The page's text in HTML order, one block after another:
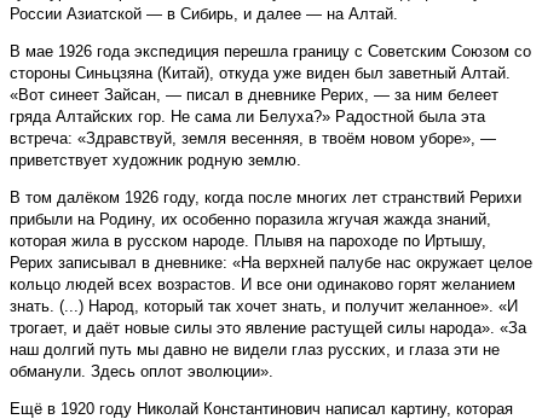
России Азиат­ской — в Сибирь, и далее — на Алтай.
В мае 1926 года экспедиция перешла границу с Советским Союзом со
стороны Синьцзяна (Китай), откуда уже виден был заветный Алтай.
«Вот синеет Зайсан, — писал в дневнике Рерих, — за ним белеет
гряда Алтайских гор. Не сама ли Белуха?» Радостной была эта
встреча: «Здравствуй, земля весенняя, в твоём новом уборе», —
приветствует художник родную землю.
В том далёком 1926 году, когда после многих лет странствий Рерихи
прибыли на Родину, их особенно поразила жгучая жажда знаний,
которая жила в русском народе. Плывя на пароходе по Иртышу,
Рерих записывал в дневнике: «На верхней палубе нас окружает целое
кольцо людей всех возрастов. И все они одинаково горят желанием
знать. (...) Народ, который так хочет знать, и получит желанное». «И
трогает, и даёт новые силы это явление растущей силы народа». «За
наш долгий путь мы давно не видели глаз русских, и глаза эти не
обманули. Здесь оплот эволюции».
Ещё в 1920 году Николай Константинович написал картину, которая